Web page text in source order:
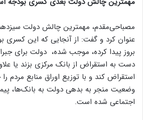
مصباحی‌مقدم، مهمترین چالش‌ دولت
عنوان کرد و گفت: از آنجایی که این کسری
بروز پیدا کرده، موجب شده، دولت برای
دست به استقراض از بانک مرکزی بزند یا
استقراض کند و با توزیع اوراق منابع مردم
وضعیت منجر به بدهی دولت به بانک‌ها،
اجتماعی شده است.